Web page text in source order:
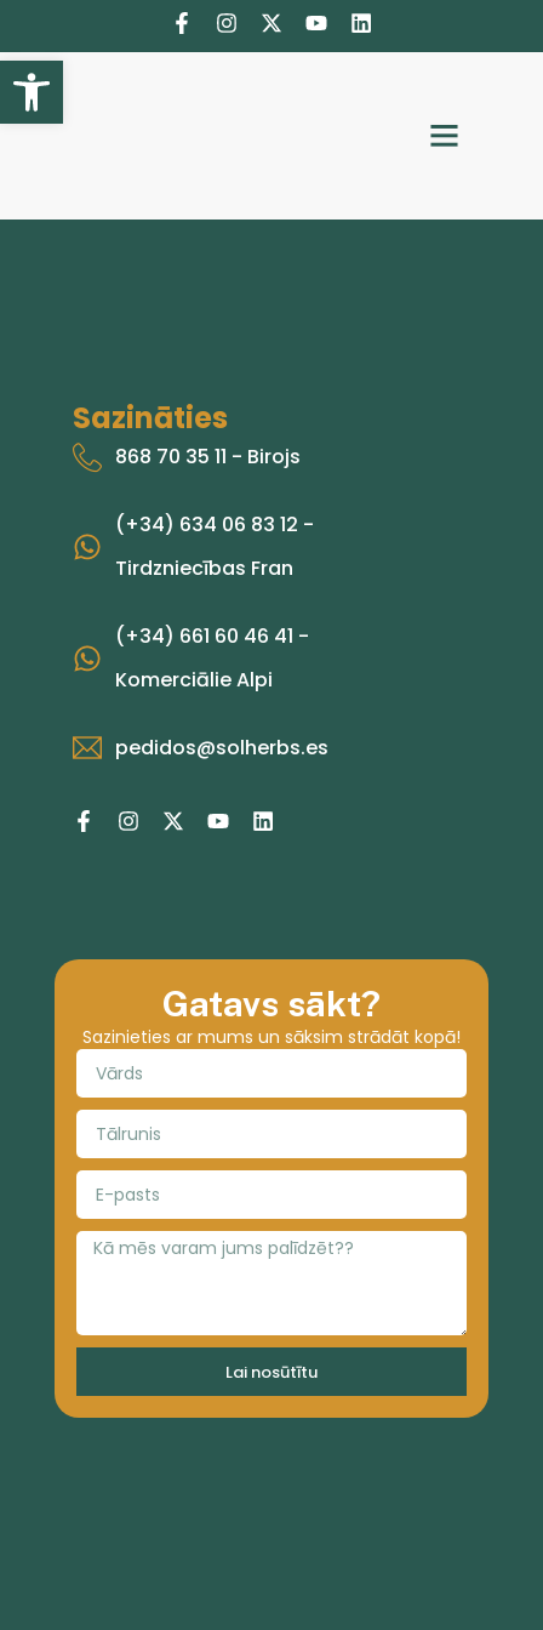
Sazināties
868 70 35 11 - Birojs
(+34) 634 06 83 12 -
Tirdzniecības Fran
(+34) 661 60 46 41 -
Komerciālie Alpi
pedidos@solherbs.es
Gatavs sākt?
Sazinieties ar mums un sāksim strādāt kopā!
Lai nosūtītu
Atveriet rīkjoslu